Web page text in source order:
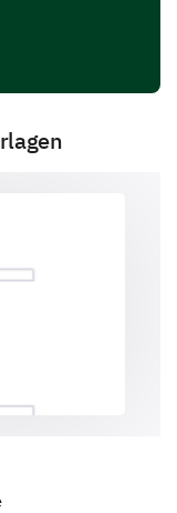
ein:
mit
Marke